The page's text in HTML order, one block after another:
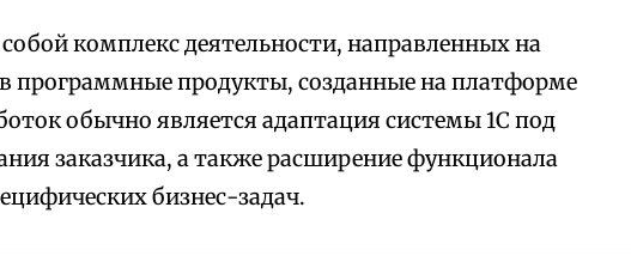
комплекс деятельности, направленных на
программные продукты, созданные на платформе
обычно является адаптация системы 1С под
заказчика, а также расширение функционала
бизнес-задач.